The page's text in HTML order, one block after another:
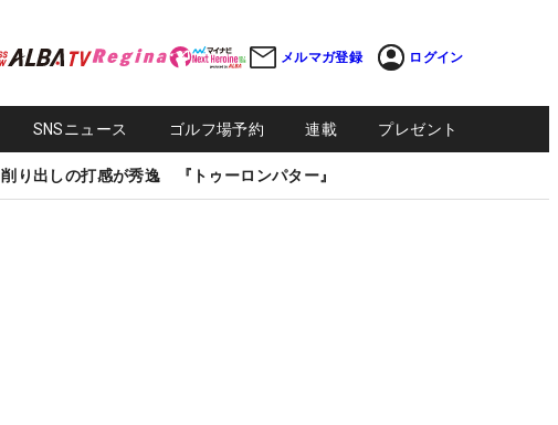
メルマガ登録 ログイン
SNSニュース ゴルフ場予約 連載 プレゼント
削り出しの打感が秀逸 『トゥーロンパター』